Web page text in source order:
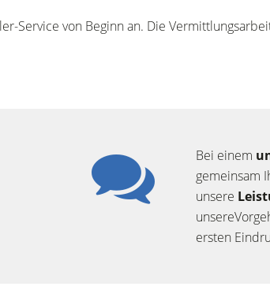
Service von Beginn an. Die
Bei einem
gemeinsam
unsere
ersten